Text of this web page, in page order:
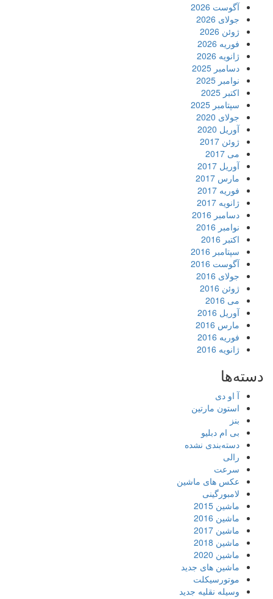
آگوست 2026
جولای 2026
ژوئن 2026
فوریه 2026
ژانویه 2026
دسامبر 2025
نوامبر 2025
اکتبر 2025
سپتامبر 2025
جولای 2020
آوریل 2020
ژوئن 2017
می 2017
آوریل 2017
مارس 2017
فوریه 2017
ژانویه 2017
دسامبر 2016
نوامبر 2016
اکتبر 2016
سپتامبر 2016
آگوست 2016
جولای 2016
ژوئن 2016
می 2016
آوریل 2016
مارس 2016
فوریه 2016
ژانویه 2016
دسته‌ها
آ او دی
استون مارتین
بنز
بی ام دبلیو
دسته‌بندی نشده
رالی
سرعت
عکس های ماشین
لامبورگینی
ماشین 2015
ماشین 2016
ماشین 2017
ماشین 2018
ماشین 2020
ماشین های جدید
موتورسیکلت
وسیله نقلیه جدید